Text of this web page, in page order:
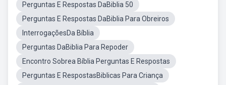
Perguntas E Respostas DaBiblia 50
Perguntas E Respostas DaBiblia Para Obreiros
InterrogaçõesDa Bíblia
Perguntas DaBiblia Para Repoder
Encontro Sobrea Bíblia Perguntas E Respostas
Perguntas E RespostasBiblicas Para Criança